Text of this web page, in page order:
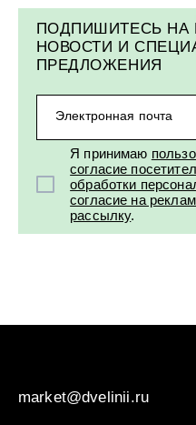
ПОДПИШИТЕСЬ НА
НОВОСТИ И
ПРЕДЛОЖЕНИЯ
Электронная почта
Я принимаю
согласие
обработки
согласие на
рассылку.
market@dvelinii.ru